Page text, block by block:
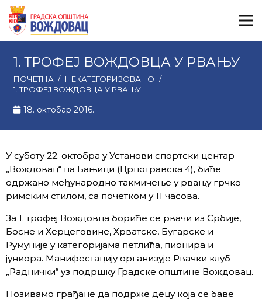
1. ТРОФЕЈ ВОЖДОВЦА У РВАЊУ
ПОЧЕТНА / НЕКАТЕГОРИЗОВАНО /
1. ТРОФЕЈ ВОЖДОВЦА У РВАЊУ
18. октобар 2016.
У суботу 22. октобра у Установи спортски центар
„Вождовац“ на Бањици (Црнотравска 4), биће
одржано међународно такмичење у рвању грчко –
римским стилом, са почетком у 11 часова.
За 1. трофеј Вождовца бориће се рвачи из Србије,
Босне и Херцеговине, Хрватске, Бугарске и
Румуније у категоријама петлића, пионира и
јуниора. Манифестацију организује Рвачки клуб
„Раднички“ уз подршку Градске општине Вождовац.
Позивамо грађане да подрже децу која се баве